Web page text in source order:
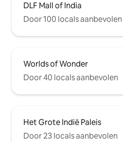
DLF Mall of India
Door 100 locals aanbevolen
Worlds of Wonder
Door 40 locals aanbevolen
Het Grote Indië Paleis
Door 23 locals aanbevolen